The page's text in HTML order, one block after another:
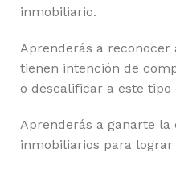
inmobiliario.
Aprenderás a
tienen intención de
o descalificar a este tipo
Aprenderás a ganarte
inmobiliarios para lograr